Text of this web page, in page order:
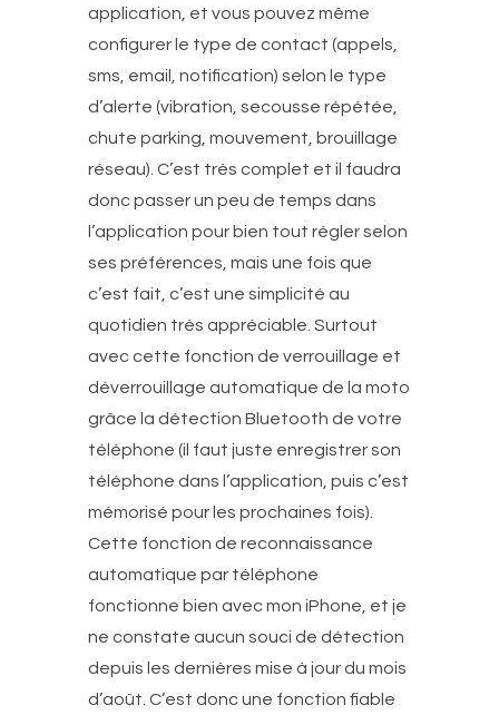
application, et vous pouvez même
configurer le type de contact (appels,
sms, email, notification) selon le type
d’alerte (vibration, secousse répétée,
chute parking, mouvement, brouillage
réseau). C’est très complet et il faudra
donc passer un peu de temps dans
l’application pour bien tout régler selon
ses préférences, mais une fois que
c’est fait, c’est une simplicité au
quotidien très appréciable. Surtout
avec cette fonction de verrouillage et
déverrouillage automatique de la moto
grâce la détection Bluetooth de votre
téléphone (il faut juste enregistrer son
téléphone dans l’application, puis c’est
mémorisé pour les prochaines fois).
Cette fonction de reconnaissance
automatique par téléphone
fonctionne bien avec mon iPhone, et je
ne constate aucun souci de détection
depuis les dernières mise à jour du mois
d’août. C’est donc une fonction fiable